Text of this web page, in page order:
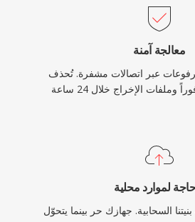
معالجة آمنة
عبر اتصالات مشفرة. تُحذف
لموارد محلية
السحابية. جهازك حر بينما يتحوّل